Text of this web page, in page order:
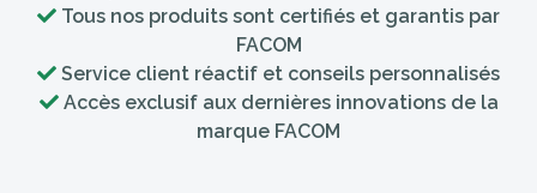
Tous nos produits sont certifiés et garantis par
FACOM
Service client réactif et conseils personnalisés
Accès exclusif aux dernières innovations de la
marque FACOM